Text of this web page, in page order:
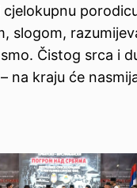
slogom,
Čistog srca i
na kraju će